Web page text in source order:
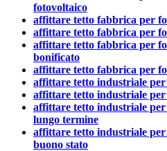
fotovoltaico
affittare tetto fabbrica per
affittare tetto fabbrica per
affittare tetto fabbrica per
bonificato
affittare tetto fabbrica per
affittare tetto industriale
affittare tetto industriale
affittare tetto industriale
lungo termine
affittare tetto industriale
buono stato